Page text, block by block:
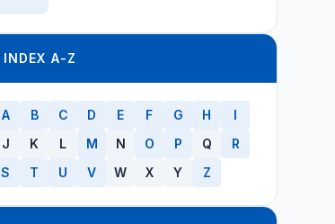
INDEX A-Z
A B C D E F G H
I
J
K L M N O P Q
R
S
T U V W X Y Z